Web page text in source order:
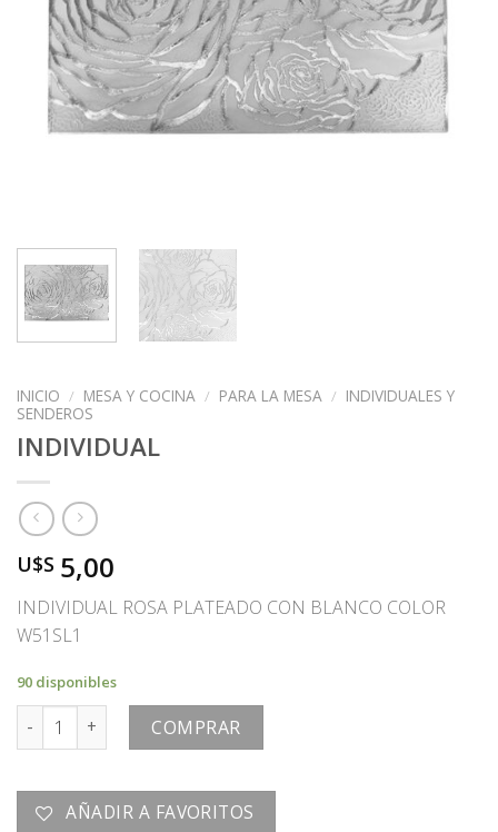
INICIO / MESA Y COCINA / PARA LA MESA / INDIVIDUALES Y
SENDEROS
INDIVIDUAL
U$S 5,00
INDIVIDUAL ROSA PLATEADO CON BLANCO COLOR
W51SL1
90 disponibles
INDIVIDUAL cantidadCOMPRAR
AÑADIR A FAVORITOS